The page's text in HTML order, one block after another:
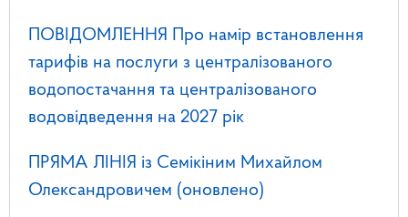
ПОВІДОМЛЕННЯ Про намір встановлення
тарифів на послуги з централізованого
водопостачання та централізованого
водовідведення на 2027 рік
ПРЯМА ЛІНІЯ із Семікіним Михайлом
Олександровичем (оновлено)